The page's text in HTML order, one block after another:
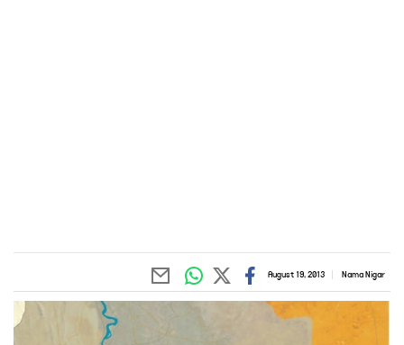
Nama Nigar
August 19, 2013